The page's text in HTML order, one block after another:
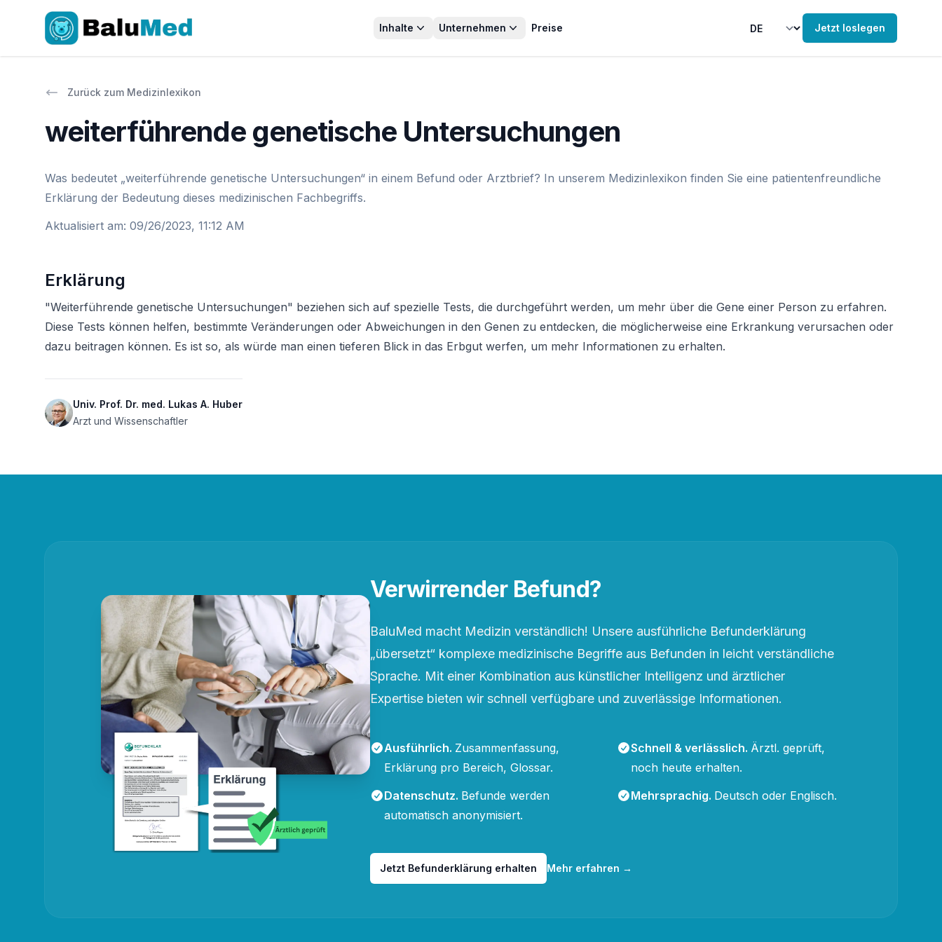
Inhalte Unternehmen Preise Jetzt loslegen
Zurück zum Medizinlexikon
weiterführende genetische Untersuchungen
Was bedeutet „weiterführende genetische Untersuchungen“ in einem Befund oder Arztbrief? In unserem Medizinlexikon finden Sie eine patientenfreundliche
Erklärung der Bedeutung dieses medizinischen Fachbegriffs.
Aktualisiert am: 09/26/2023, 11:12 AM
Erklärung
"Weiterführende genetische Untersuchungen" beziehen sich auf spezielle Tests, die durchgeführt werden, um mehr über die Gene einer Person zu erfahren.
Diese Tests können helfen, bestimmte Veränderungen oder Abweichungen in den Genen zu entdecken, die möglicherweise eine Erkrankung verursachen oder
dazu beitragen können. Es ist so, als würde man einen tieferen Blick in das Erbgut werfen, um mehr Informationen zu erhalten.
Univ. Prof. Dr. med. Lukas A. Huber
Arzt und Wissenschaftler
Verwirrender Befund?
BaluMed macht Medizin verständlich! Unsere ausführliche Befunderklärung
„übersetzt“ komplexe medizinische Begriffe aus Befunden in leicht verständliche
Sprache. Mit einer Kombination aus künstlicher Intelligenz und ärztlicher
Expertise bieten wir schnell verfügbare und zuverlässige Informationen.
Ausführlich. Zusammenfassung,
Erklärung pro Bereich, Glossar.
Schnell & verlässlich. Ärztl. geprüft,
noch heute erhalten.
Datenschutz. Befunde werden
automatisch anonymisiert.
Mehrsprachig. Deutsch oder Englisch.
Jetzt Befunderklärung erhalten Mehr erfahren →